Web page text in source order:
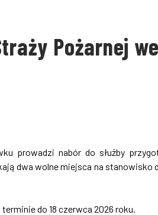
Pożarnej we
prowadzi nabór do służby
dwa wolne miejsca na
do 18 czerwca 2026 roku.